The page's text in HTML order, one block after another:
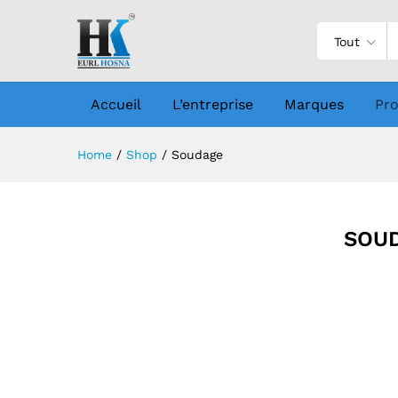
Tout
Accueil L’entreprise Marques
Home / Shop / Soudage